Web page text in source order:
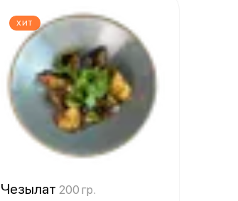
ХИТ
Чезылат 200 гр.